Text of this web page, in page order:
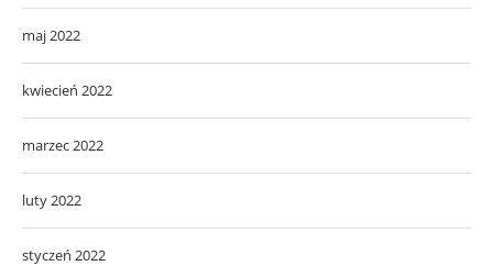
maj 2022
kwiecień 2022
marzec 2022
luty 2022
styczeń 2022